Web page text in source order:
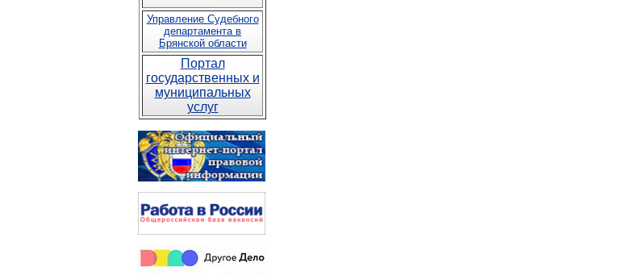
Управление Судебного
департамента в
Брянской области
Портал
государственных и
муниципальных
услуг